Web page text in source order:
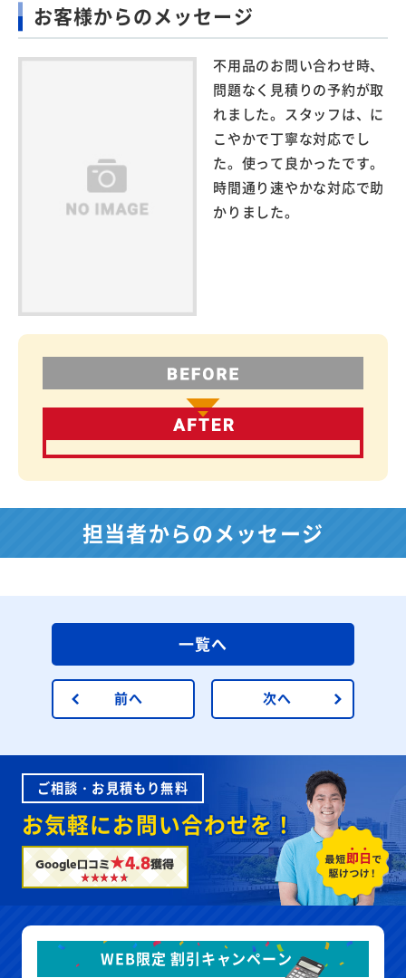
お客様からのメッセージ
不用品のお問い合わせ時、
問題なく見積りの予約が取
れました。スタッフは、に
こやかで丁寧な対応でし
た。使って良かったです。
時間通り速やかな対応で助
かりました。
担当者からのメッセージ
前へ
一覧へ
次へ
ご相談・お見積もり無料
お気軽にお問い合わせを！
Google口コミ★4.8獲得
WEB限定 割引キャンペーン